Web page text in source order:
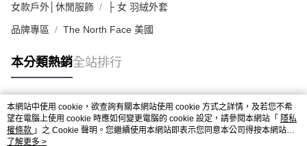
女款戶外│休閒服飾 ├ 女 羽絨外套
品牌專區 The North Face 美國
本分類熱銷全站排行
熱門標籤
本網站中使用 cookie，欲查詢有關本網站使用 cookie 方式之詳情，及若您不希
望在電腦上使用 cookie 時應如何變更電腦的 cookie 設定，請參閱本網站「 隱私
權條款 」之 Cookie 聲明。您繼續使用本網站即表示您同意本公司得按本網站使
用條款之 Cookie 聲明使用 cookie。
了解更多 >